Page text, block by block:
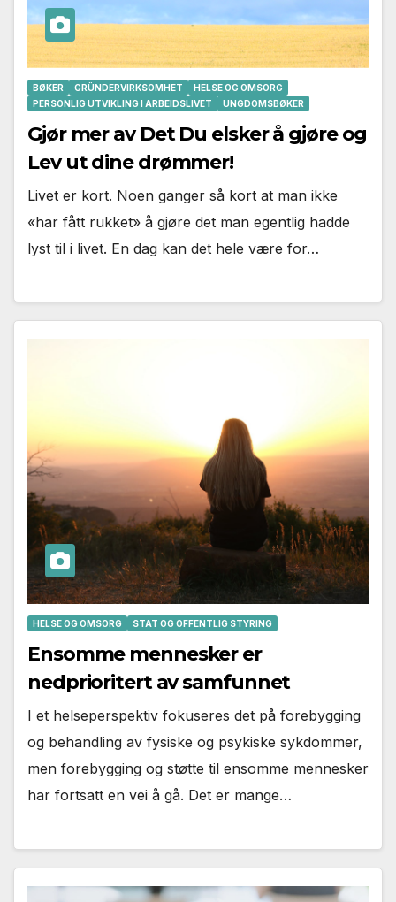
BØKER GRÜNDERVIRKSOMHET
HELSE OG OMSORG
PERSONLIG UTVIKLING I ARBEIDSLIVET
UNGDOMSBØKER
Gjør mer av Det Du elsker å gjøre og
Lev ut dine drømmer!
Livet er kort. Noen ganger så kort at man ikke
«har fått rukket» å gjøre det man egentlig hadde
lyst til i livet. En dag kan det hele være for…
HELSE OG OMSORG STAT OG OFFENTLIG STYRING
Ensomme mennesker er
nedprioritert av samfunnet
I et helseperspektiv fokuseres det på forebygging
og behandling av fysiske og psykiske sykdommer,
men forebygging og støtte til ensomme mennesker
har fortsatt en vei å gå. Det er mange…